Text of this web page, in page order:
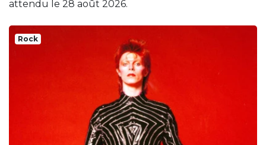
attendu le 28 août 2026.
Rock